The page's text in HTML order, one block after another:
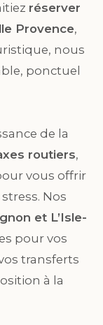
réserver
Provence,
nous
ponctuel
de la
routiers,
vous offrir
Nos
et L’Isle-
pour vos
transferts
à la